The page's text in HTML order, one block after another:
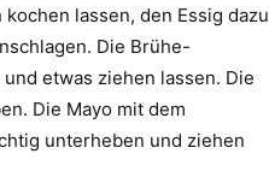
lassen, den Essig dazu
Die Brühe-
etwas ziehen lassen. Die
Die Mayo mit dem
unterheben und ziehen